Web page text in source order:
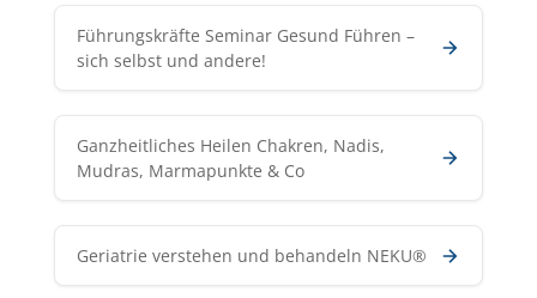
Führungskräfte Seminar Gesund Führen –
sich selbst und andere!
Ganzheitliches Heilen Chakren, Nadis,
Mudras, Marmapunkte & Co
Geriatrie verstehen und behandeln NEKU®